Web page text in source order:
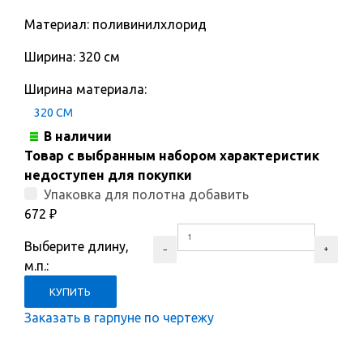
Материал: поливинилхлорид
Ширина: 320 см
Ширина материала:
320 СМ
В наличии
Товар с выбранным набором характеристик
недоступен для покупки
Упаковка для полотна добавить
672 ₽
Выберите длину,
м.п.:
Заказать в гарпуне по чертежу